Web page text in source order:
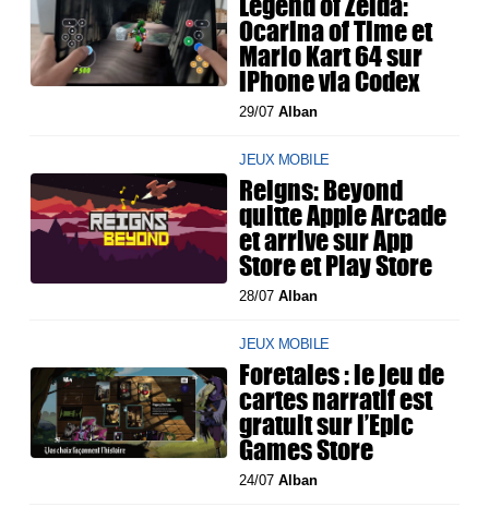
Ocarina of Time et
Mario Kart 64 sur
iPhone via Codex
29/07Alban
JEUX MOBILE
Reigns: Beyond
quitte Apple Arcade
et arrive sur App
Store et Play Store
28/07Alban
JEUX MOBILE
Foretales : le jeu de
cartes narratif est
gratuit sur l’Epic
Games Store
24/07Alban